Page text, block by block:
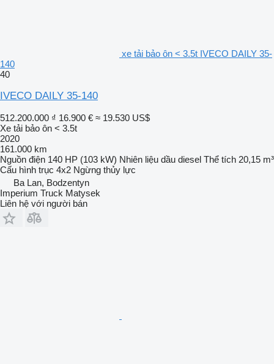
xe tải bảo ôn < 3.5t IVECO DAILY 35-
140
40
IVECO DAILY 35-140
512.200.000 ₫ 16.900 € ≈ 19.530 US$
Xe tải bảo ôn < 3.5t
2020
161.000 km
Nguồn điện 140 HP (103 kW) Nhiên liệu dầu diesel Thể tích 20,15 m³
Cấu hình trục 4x2 Ngừng thủy lực
Ba Lan, Bodzentyn
Imperium Truck Matysek
Liên hệ với người bán